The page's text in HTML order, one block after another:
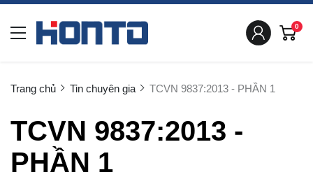
0
Trang chủ Tin chuyên gia TCVN 9837:2013 - PHẦN 1
TCVN 9837:2013 -
PHẦN 1